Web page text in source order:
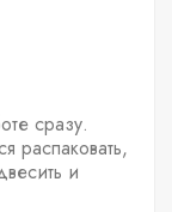
сразу.
распаковать,
и